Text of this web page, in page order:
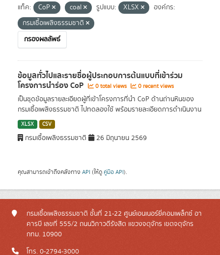
แท็ค: CoP coal รูปแบบ: XLSX
องค์กร:
กรมเชื้อเพลิงธรรมชาติ
กรองผลลัพธ์
ข้อมูลทั่วไปและรายชื่อผู้ประกอบการต้นแบบที่เข้าร่วม
โครงการนำร่อง CoP 0 total views 0 recent views
เป็นชุดข้อมูลรายละเอียดผู้ที่เข้าโครงการที่นำ CoP ด้านถ่านหินของ
กรมเชื้อเพลิงธรรมชาติ ไปทดลองใช้ พร้อมรายละเอียดการดำเนินงาน
XLSX CSV
กรมเชื้อเพลิงธรรมชาติ 26 มิถุนายน 2569
คุณสามารถเข้าถึงคลังทาง API (ให้ดู คู่มือ API).
กรมเชื้อเพลิงธรรมชาติ ชั้นที่ 21-22 ศูนย์เอนเนอร์ยี่คอมเพล็กซ์ อา
คารบี เลขที่ 555/2 ถนนวิภาวดีรังสิต แขวงจตุจักร เขตจตุจักร
กทม. 10900
โทร. 0-2794-3000